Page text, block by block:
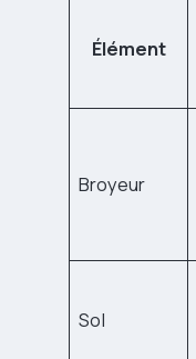
Élément
Broyeur
Sol